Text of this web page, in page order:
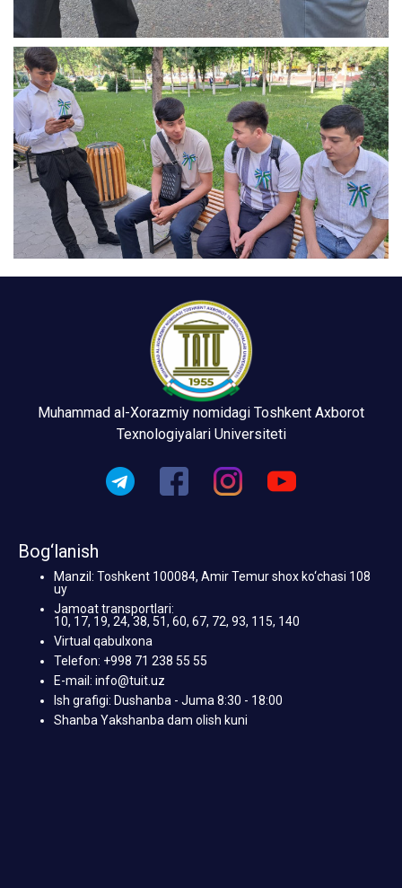
Muhammad al-Xorazmiy nomidagi Toshkent Axborot
Texnologiyalari Universiteti
Bog‘lanish
Manzil: Toshkent 100084, Amir Temur shox ko‘chasi 108
uy
Jamoat transportlari:
10, 17, 19, 24, 38, 51, 60, 67, 72, 93, 115, 140
Virtual qabulxona
Telefon: +998 71 238 55 55
E-mail: info@tuit.uz
Ish grafigi: Dushanba - Juma 8:30 - 18:00
Shanba Yakshanba dam olish kuni